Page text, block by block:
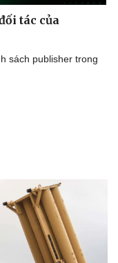
tác của
sách publisher trong